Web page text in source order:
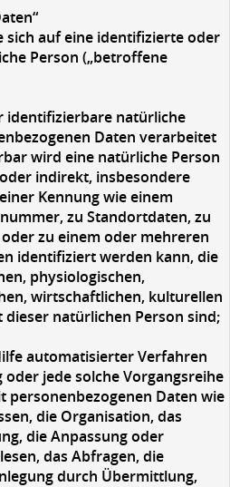
sich auf eine identifizierte oder
Person („betroffene
identifizierbare natürliche
Daten verarbeitet
wird eine natürliche Person
indirekt, insbesondere
Kennung wie einem
zu Standortdaten, zu
zu einem oder mehreren
identifiziert werden kann, die
physiologischen,
wirtschaftlichen, kulturellen
natürlichen Person sind;
automatisierter Verfahren
jede solche Vorgangsreihe
personenbezogenen Daten wie
die Organisation, das
die Anpassung oder
das Abfragen, die
durch Übermittlung,